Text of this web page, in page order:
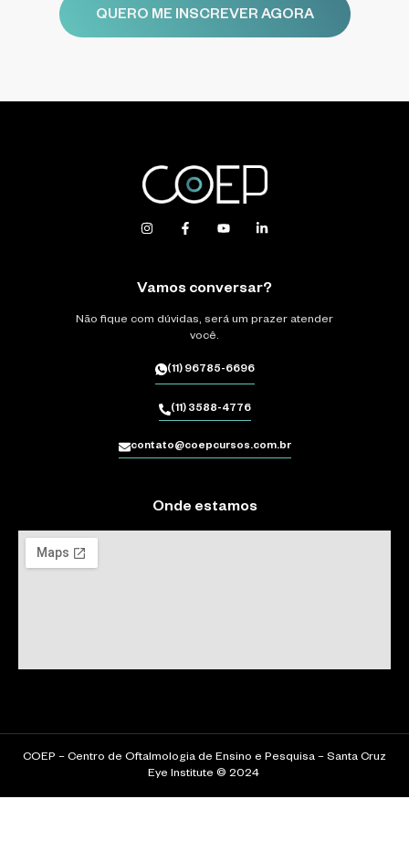
QUERO ME INSCREVER AGORA
Vamos conversar?
Não fique com dúvidas, será um prazer atender
você.
(11) 96785-6696
(11) 3588-4776
contato@coepcursos.com.br
Onde estamos
COEP – Centro de Oftalmologia de Ensino e Pesquisa – Santa Cruz
Eye Institute © 2024